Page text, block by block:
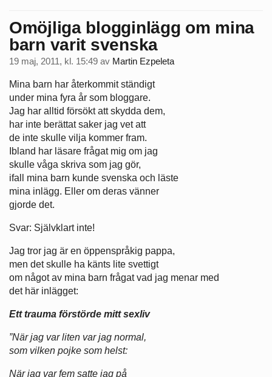
Omöjliga blogginlägg om mina
barn varit svenska
19 maj, 2011, kl. 15:49 av Martin Ezpeleta
Mina barn har återkommit ständigt
under mina fyra år som bloggare.
Jag har alltid försökt att skydda dem,
har inte berättat saker jag vet att
de inte skulle vilja kommer fram.
Ibland har läsare frågat mig om jag
skulle våga skriva som jag gör,
ifall mina barn kunde svenska och läste
mina inlägg. Eller om deras vänner
gjorde det.
Svar: Självklart inte!
Jag tror jag är en öppenspråkig pappa,
men det skulle ha känts lite svettigt
om något av mina barn frågat vad jag menar med
det här inlägget:
Ett trauma förstörde mitt sexliv
”När jag var liten var jag normal,
som vilken pojke som helst:
När jag var fem satte jag på